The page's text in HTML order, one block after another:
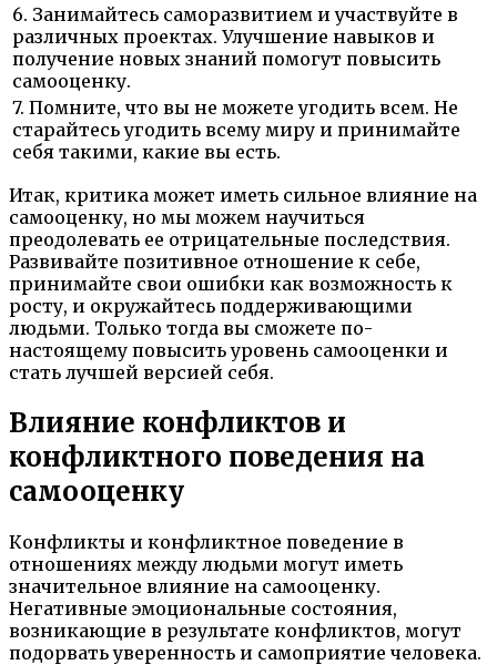
6. Занимайтесь саморазвитием и участвуйте в
различных проектах. Улучшение навыков и
получение новых знаний помогут повысить
самооценку.
7. Помните, что вы не можете угодить всем. Не
старайтесь угодить всему миру и принимайте
себя такими, какие вы есть.
Итак, критика может иметь сильное влияние на
самооценку, но мы можем научиться
преодолевать ее отрицательные последствия.
Развивайте позитивное отношение к себе,
принимайте свои ошибки как возможность к
росту, и окружайтесь поддерживающими
людьми. Только тогда вы сможете по-
настоящему повысить уровень самооценки и
стать лучшей версией себя.
Влияние конфликтов и
конфликтного поведения на
самооценку
Конфликты и конфликтное поведение в
отношениях между людьми могут иметь
значительное влияние на самооценку.
Негативные эмоциональные состояния,
возникающие в результате конфликтов, могут
подорвать уверенность и самоприятие человека.